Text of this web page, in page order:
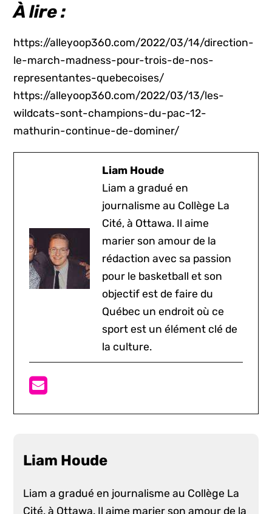
À lire :
https://alleyoop360.com/2022/03/14/direction-
le-march-madness-pour-trois-de-nos-
representantes-quebecoises/
https://alleyoop360.com/2022/03/13/les-
wildcats-sont-champions-du-pac-12-
mathurin-continue-de-dominer/
Liam Houde
Liam a gradué en
journalisme au Collège La
Cité, à Ottawa. Il aime
marier son amour de la
rédaction avec sa passion
pour le basketball et son
objectif est de faire du
Québec un endroit où ce
sport est un élément clé de
la culture.
Liam Houde
Liam a gradué en journalisme au Collège La
Cité, à Ottawa. Il aime marier son amour de la